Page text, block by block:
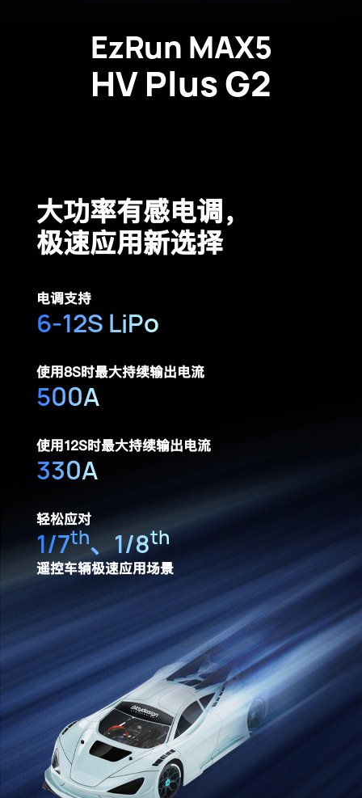
EzRun MAX5
HV Plus G2
大功率有感电调，
极速应用新选择
电调支持
6-12S LiPo
使用8S时最大持续输出电流
500A
使用12S时最大持续输出电流
330A
轻松应对
1/7th、1/8th
遥控车辆极速应用场景